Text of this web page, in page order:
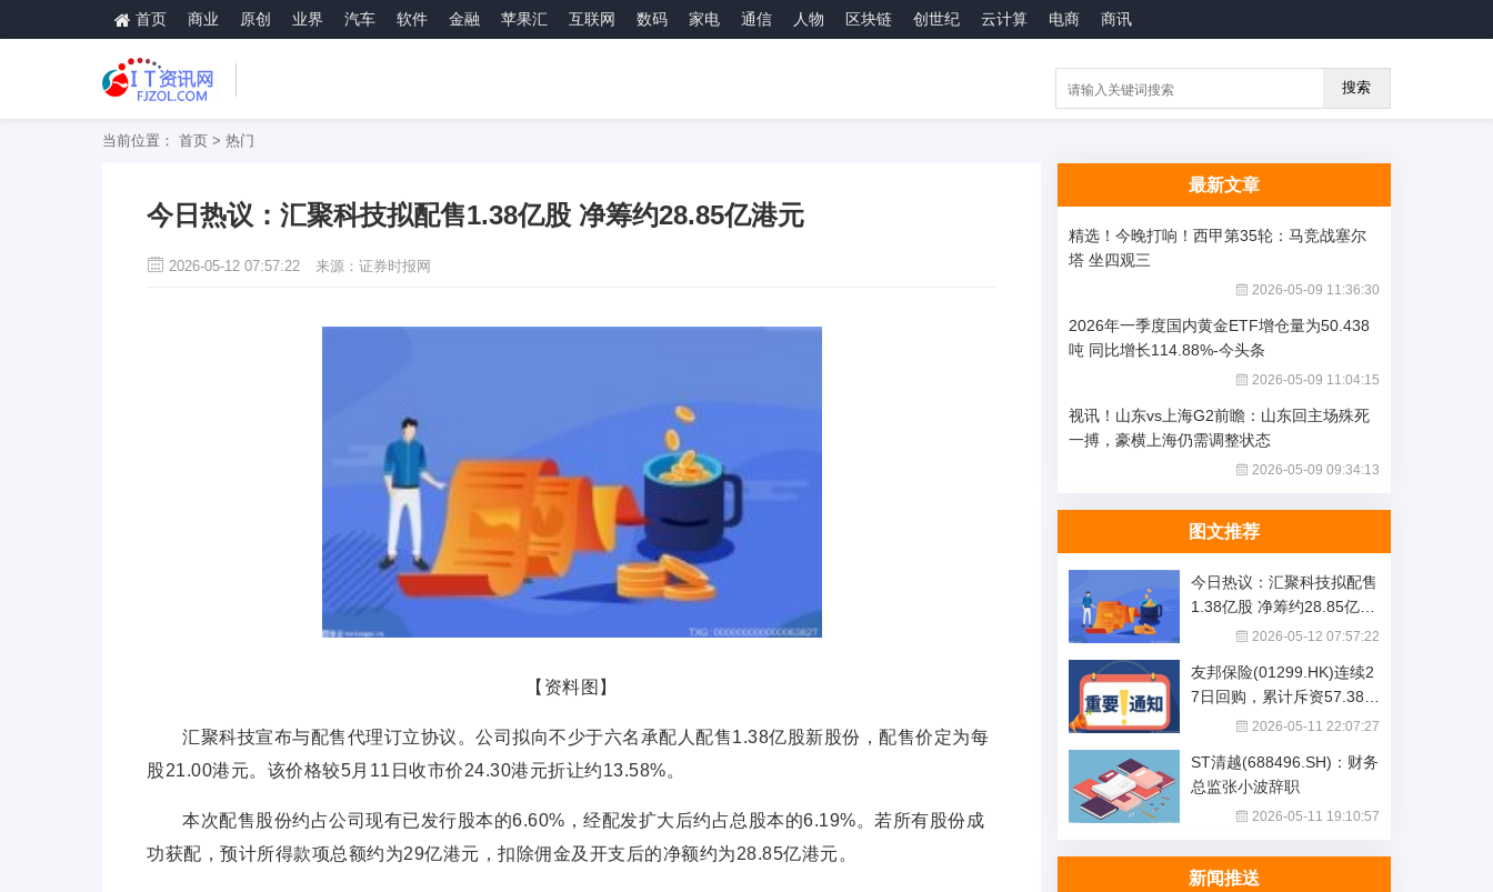
首页 商业 原创 业界 汽车 软件 金融 苹果汇 互联网 数码 家电 通信 人物 区块链 创世纪 云计算 电商 商讯
搜索
当前位置： 首页 > 热门
今日热议：汇聚科技拟配售1.38亿股 净筹约28.85亿港元
2026-05-12 07:57:22 来源：证券时报网
【资料图】
汇聚科技宣布与配售代理订立协议。公司拟向不少于六名承配人配售1.38亿股新股份，配售价定为每
股21.00港元。该价格较5月11日收市价24.30港元折让约13.58%。
本次配售股份约占公司现有已发行股本的6.60%，经配发扩大后约占总股本的6.19%。若所有股份成
功获配，预计所得款项总额约为29亿港元，扣除佣金及开支后的净额约为28.85亿港元。
最新文章
精选！今晚打响！西甲第35轮：马竞战塞尔
塔 坐四观三
2026-05-09 11:36:30
2026年一季度国内黄金ETF增仓量为50.438
吨 同比增长114.88%-今头条
2026-05-09 11:04:15
视讯！山东vs上海G2前瞻：山东回主场殊死
一搏，豪横上海仍需调整状态
2026-05-09 09:34:13
图文推荐
今日热议：汇聚科技拟配售
1.38亿股 净筹约28.85亿港
2026-05-12 07:57:22
友邦保险(01299.HK)连续2
7日回购，累计斥资57.38亿
2026-05-11 22:07:27
ST清越(688496.SH)：财务
总监张小波辞职
2026-05-11 19:10:57
新闻推送